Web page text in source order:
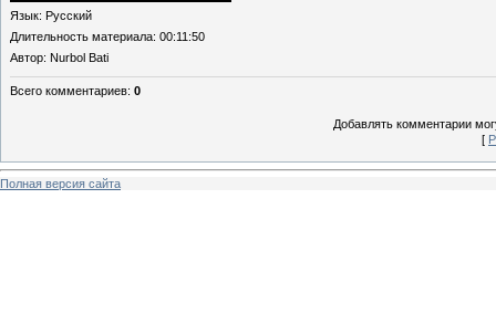
Язык: Русский
Длительность материала: 00:11:50
Автор: Nurbol Bati
Всего комментариев: 0
Добавлять комментарии
[
Полная версия сайта